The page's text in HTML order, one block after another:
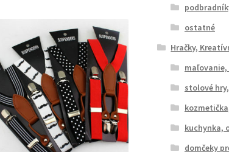
ostatné
Hračky,
stolové
kuchynka,
domčeky